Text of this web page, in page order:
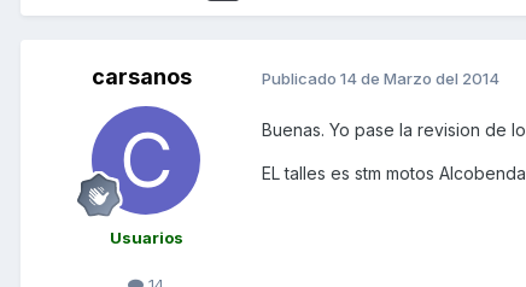
carsanos
Usuarios
Publicado 14 de Marzo del 2014
Buenas. Yo pase la revision de
EL talles es stm motos